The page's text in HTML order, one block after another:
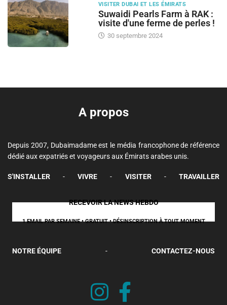
VISITER DUBAI ET LES ÉMIRATS
Suwaidi Pearls Farm à RAK :
visite d'une ferme de perles !
30 septembre 2024
A propos
Depuis 2007, Dubaimadame est le média francophone de référence
dédié aux expatriés et voyageurs aux Émirats arabes unis.
S'INSTALLER - VIVRE - VISITER - TRAVAILLER
RECEVOIR LA NEWS HEBDO
1 EMAIL PAR SEMAINE • GRATUIT • DÉSINSCRIPTION À TOUT MOMENT
NOTRE ÉQUIPE - CONTACTEZ-NOUS